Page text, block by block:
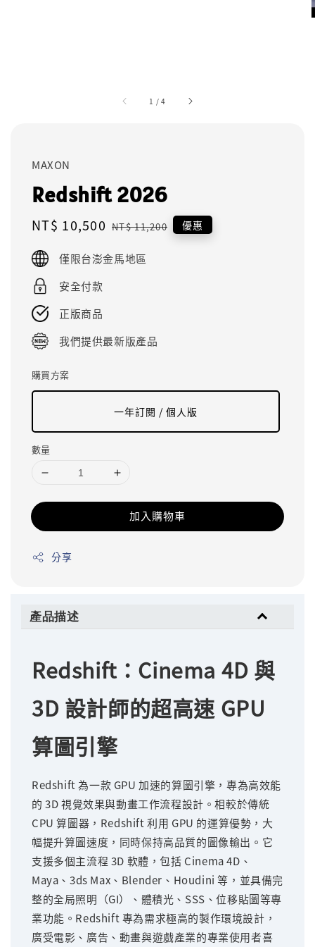
1 /4
MAXON
Redshift 2026
Sale
NT$ 10,500 Regular
NT$ 11,200 優惠
僅限台澎金馬地區
安全付款
正版商品
我們提供最新版產品
購買方案
一年訂閱 / 個人版
數量
加入購物車
分享
產品描述
Redshift：Cinema 4D 與
3D 設計師的超高速 GPU
算圖引擎
Redshift 為一款 GPU 加速的算圖引擎，專為高效能
的 3D 視覺效果與動畫工作流程設計。相較於傳統
CPU 算圖器，Redshift 利用 GPU 的運算優勢，大
幅提升算圖速度，同時保持高品質的圖像輸出。它
支援多個主流程 3D 軟體，包括 Cinema 4D、
Maya、3ds Max、Blender、Houdini 等，並具備完
整的全局照明（GI）、體積光、SSS、位移貼圖等專
業功能。Redshift 專為需求極高的製作環境設計，
廣受電影、廣告、動畫與遊戲產業的專業使用者喜